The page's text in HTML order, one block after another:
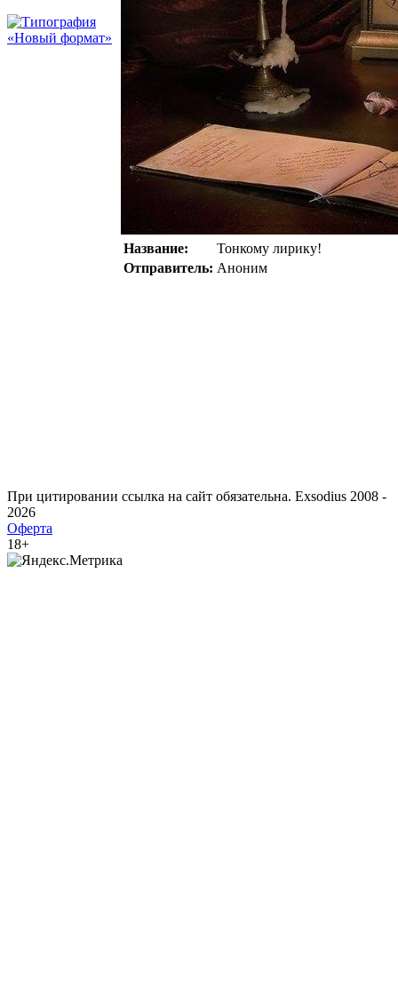
Название:
Тонкому лирику!
Отправитель: Аноним
При цитировании ссылка на сайт обязательна. Exsodius 2008 -
2026
Оферта
18+